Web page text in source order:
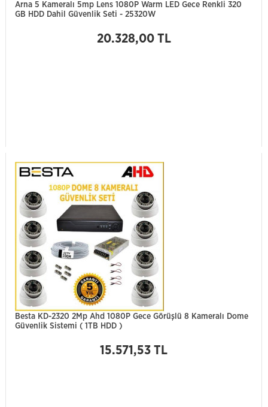
Arna 5 Kameralı 5mp Lens 1080P Warm LED Gece Renkli 320
GB HDD Dahil Güvenlik Seti - 25320W
20.328,00 TL
Besta KD-2320 2Mp Ahd 1080P Gece Görüşlü 8 Kameralı Dome
Güvenlik Sistemi ( 1TB HDD )
15.571,53 TL